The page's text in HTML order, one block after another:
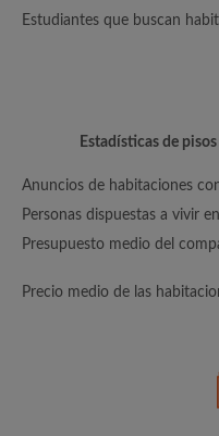
Estudiantes que buscan
Estadísticas de
Anuncios de habitaciones
Personas dispuestas a vivir
Presupuesto medio del
Precio medio de las